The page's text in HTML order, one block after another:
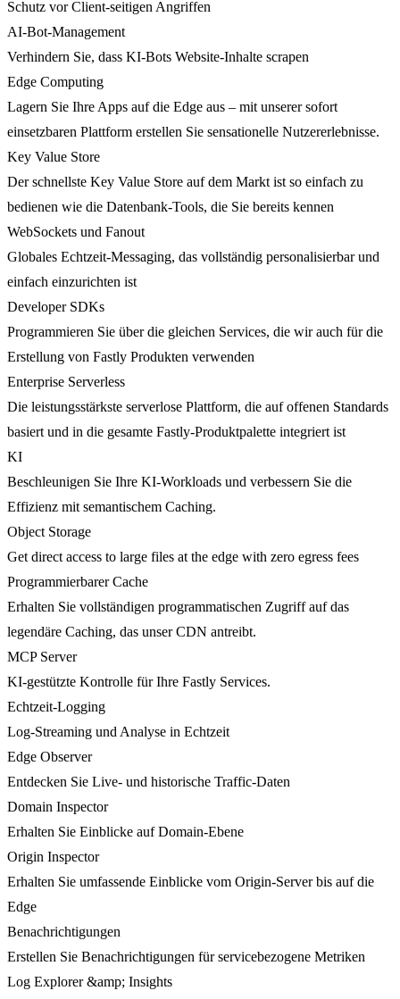
Schutz vor Client-seitigen Angriffen
AI-Bot-Management
Verhindern Sie, dass KI-Bots Website-Inhalte scrapen
Edge Computing
Lagern Sie Ihre Apps auf die Edge aus – mit unserer sofort
einsetzbaren Plattform erstellen Sie sensationelle Nutzererlebnisse.
Key Value Store
Der schnellste Key Value Store auf dem Markt ist so einfach zu
bedienen wie die Datenbank-Tools, die Sie bereits kennen
WebSockets und Fanout
Globales Echtzeit-Messaging, das vollständig personalisierbar und
einfach einzurichten ist
Developer SDKs
Programmieren Sie über die gleichen Services, die wir auch für die
Erstellung von Fastly Produkten verwenden
Enterprise Serverless
Die leistungsstärkste serverlose Plattform, die auf offenen Standards
basiert und in die gesamte Fastly-Produktpalette integriert ist
KI
Beschleunigen Sie Ihre KI-Workloads und verbessern Sie die
Effizienz mit semantischem Caching.
Object Storage
Get direct access to large files at the edge with zero egress fees
Programmierbarer Cache
Erhalten Sie vollständigen programmatischen Zugriff auf das
legendäre Caching, das unser CDN antreibt.
MCP Server
KI-gestützte Kontrolle für Ihre Fastly Services.
Echtzeit-Logging
Log-Streaming und Analyse in Echtzeit
Edge Observer
Entdecken Sie Live- und historische Traffic-Daten
Domain Inspector
Erhalten Sie Einblicke auf Domain-Ebene
Origin Inspector
Erhalten Sie umfassende Einblicke vom Origin-Server bis auf die
Edge
Benachrichtigungen
Erstellen Sie Benachrichtigungen für servicebezogene Metriken
Log Explorer &amp; Insights